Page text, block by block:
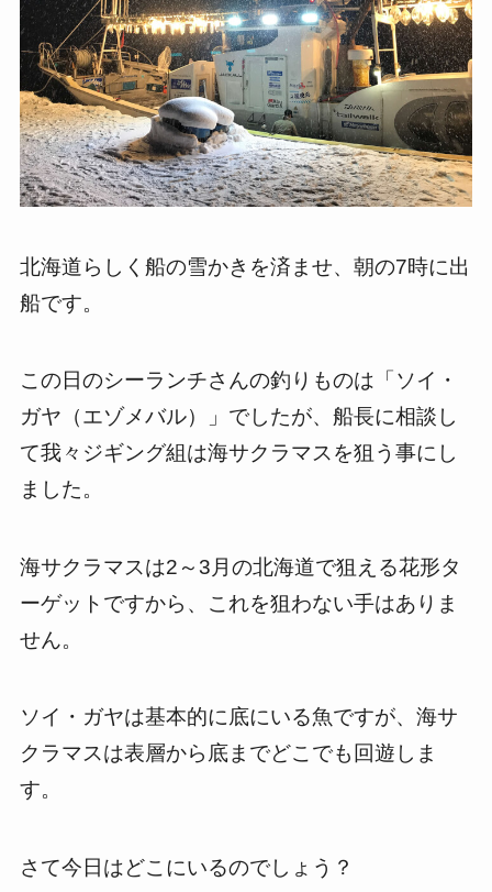
北海道らしく船の雪かきを済ませ、朝の7時に出
船です。
この日のシーランチさんの釣りものは「ソイ・
ガヤ（エゾメバル）」でしたが、船長に相談し
て我々ジギング組は海サクラマスを狙う事にし
ました。
海サクラマスは2～3月の北海道で狙える花形タ
ーゲットですから、これを狙わない手はありま
せん。
ソイ・ガヤは基本的に底にいる魚ですが、海サ
クラマスは表層から底までどこでも回遊しま
す。
さて今日はどこにいるのでしょう？